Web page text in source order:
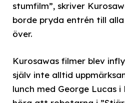
stumfilm”, skriver
borde pryda entrén till
över.
Kurosawas filmer blev
själv inte alltid
lunch med George Lucas